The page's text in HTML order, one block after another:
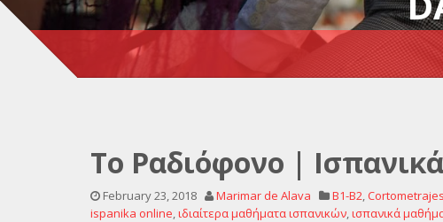
Το Ραδιόφονο | Ισπανικά
February 23, 2018 Marimar de Alava B1-B2, Cortometrajes
ispanika online,ιδιαίτερα μαθήματα ισπανικών,ισπανικά